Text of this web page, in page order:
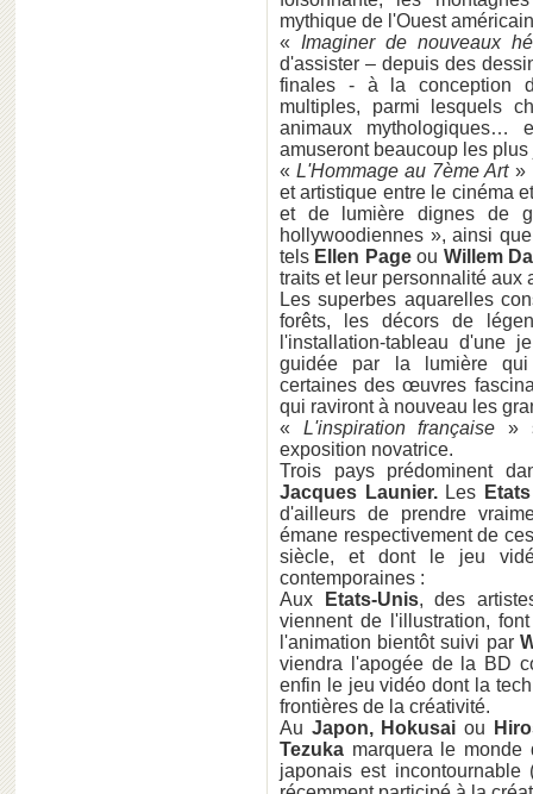
mythique de l'Ouest
« Imaginer de nouveaux
d'assister – depuis des
finales - à la conception
multiples, parmi lesquels
animaux mythologiques…
amuseront beaucoup les plus
« L'Hommage au 7ème Art»
et artistique entre le cinéma
et de lumière dignes de
hollywoodiennes », ainsi
tels Ellen Pageou Willem
traits et leur personnalité aux
Les superbes aquarelles
forêts, les décors de
l'installation-tableau d'une
guidée par la lumière qui
certaines des œuvres
qui raviront à nouveau les
« L'inspiration française »
exposition novatrice.
Trois pays prédominent
Jacques Launier. Les
d'ailleurs de prendre
émane respectivement de
siècle, et dont le jeu
contemporaines :
Aux
Etats-Unis, des
viennent de l'illustration,
l'animation bientôt suivi par
viendra l'apogée de la BD
enfin le jeu vidéo dont la
frontières de la créativité.
Au Japon, Hokusai ou
Tezuka marquera le
japonais est